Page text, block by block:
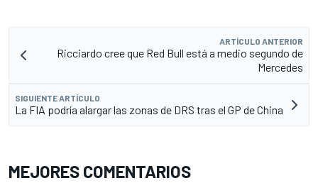
ARTÍCULO ANTERIOR
Ricciardo cree que Red Bull está a medio segundo de
Mercedes
SIGUIENTE ARTÍCULO
La FIA podría alargar las zonas de DRS tras el GP de China
MEJORES COMENTARIOS